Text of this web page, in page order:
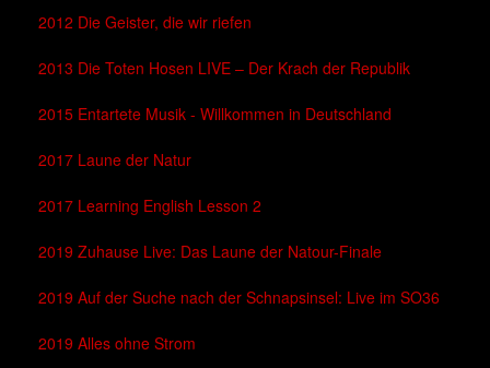
2012 Die Geister, die wir riefen
2013 Die Toten Hosen LIVE – Der Krach der Republik
2015 Entartete Musik - Willkommen in Deutschland
2017 Laune der Natur
2017 Learning English Lesson 2
2019 Zuhause Live: Das Laune der Natour-Finale
2019 Auf der Suche nach der Schnapsinsel: Live im SO36
2019 Alles ohne Strom